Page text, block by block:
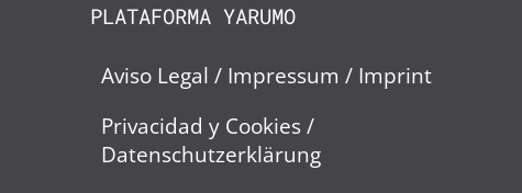
PLATAFORMA YARUMO
Aviso Legal / Impressum / Imprint
Privacidad y Cookies /
Datenschutzerklärung